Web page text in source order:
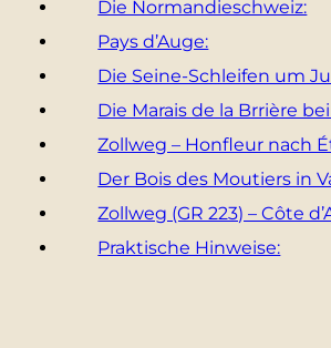
Die Normandieschweiz:
Pays d’Auge:
Die Seine-Schleifen um
Die Marais de la Brrière
Zollweg – Honfleur nach
Der Bois des Moutiers in
Zollweg (GR 223) – Côte
Praktische Hinweise: